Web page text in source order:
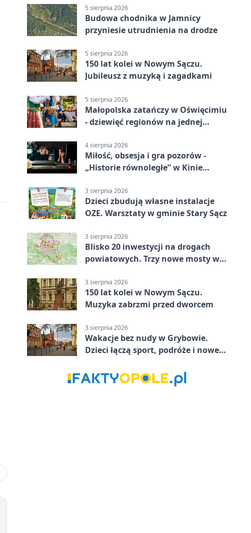
5 sierpnia 2026
Budowa chodnika w Jamnicy
przyniesie utrudnienia na drodze
5 sierpnia 2026
150 lat kolei w Nowym Sączu.
Jubileusz z muzyką i zagadkami
5 sierpnia 2026
Małopolska zatańczy w Oświęcimiu
- dziewięć regionów na jednej
4 sierpnia 2026
Miłość, obsesja i gra pozorów -
„Historie równoległe” w Kinie
3 sierpnia 2026
Dzieci zbudują własne instalacje
OZE. Warsztaty w gminie Stary Sącz
3 sierpnia 2026
Blisko 20 inwestycji na drogach
powiatowych. Trzy nowe mosty w
3 sierpnia 2026
150 lat kolei w Nowym Sączu.
Muzyka zabrzmi przed dworcem
3 sierpnia 2026
Wakacje bez nudy w Grybowie.
Dzieci łączą sport, podróże i nowe